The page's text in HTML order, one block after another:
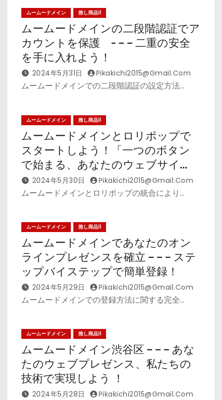
ムームードメイン 推し商品II
ムームードメインの二段階認証でア
カウントを保護 - – – 二重の安全
を手に入れよう！
2024年5月31日 Pikakichi2015@gmail.com
ムームードメインでの二段階認証の設定方法…
ムームードメイン 推し商品II
ムームードメインとロリポップで
スタートしよう！「一つのボタン
で始まる、あなたのウェブサイ
ト」2024年5月30日 Pikakichi2015@gmail.com
ムームードメインとロリポップの統合により…
ムームードメイン 推し商品II
ムームードメインであなたのオン
ラインプレゼンスを確立 – – – ステ
ップバイステップで簡単登録！
2024年5月29日 Pikakichi2015@gmail.com
ムームードメインでの登録方法に関する完全…
ムームードメイン 推し商品II
ムームードメイン渋谷区 – – – あな
たのウェブプレゼンス、私たちの
技術で実現しよう ！
2024年5月28日 Pikakichi2015@gmail.com